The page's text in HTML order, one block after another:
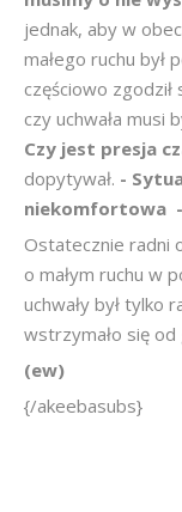
jednak, aby w
małego ruchu był
częściowo zgodził
czy uchwała musi
Czy jest presja
dopytywał. -
niekomfortowa  -
Ostatecznie radni
o małym ruchu w
uchwały był tylko
wstrzymało się od
(ew)
{/akeebasubs}